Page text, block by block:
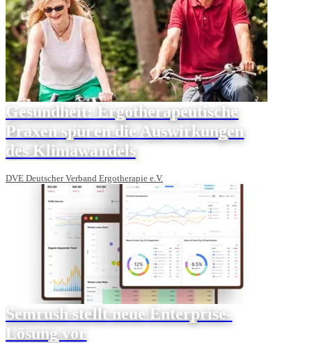
Gesundheit: Ergotherapeutische
Praxen spüren die Auswirkungen
des Klimawandels
DVE Deutscher Verband Ergotherapie e.V.
Semrush stellt neue Enterprise-
Lösung vor